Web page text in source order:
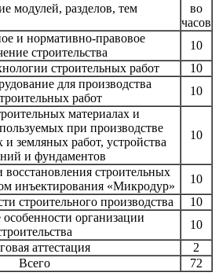
модулей, разделов, тем
во
часов
и нормативно-правовое
строительства
10
строительных работ
10
для производства
работ
10
материалах и
при производстве
земляных работ, устройства
и фундаментов
10
строительных
инъектирования «Микродур»
10
строительного производства
10
организации
10
аттестация
2
Всего
72